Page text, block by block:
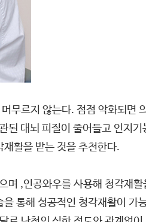
무르지 않는다. 점점 악화되면
대뇌 피질이 줄어들고 인지기
활을 받는 것을 추천한다.
며 ,인공와우를 사용해 청각재
통해 성공적인 청각재활이 가